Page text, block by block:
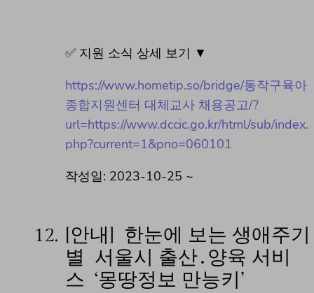
✅ 지원 소식 상세 보기 ▼
https://www.hometip.so/bridge/동작구육아
종합지원센터 대체교사 채용공고/?
url=https://www.dccic.go.kr/html/sub/index.
php?current=1&pno=060101
작성일: 2023-10-25 ~
12.
[안내] 한눈에 보는 생애주기
별 서울시 출산․양육 서비
스 ‘몽땅정보 만능키’